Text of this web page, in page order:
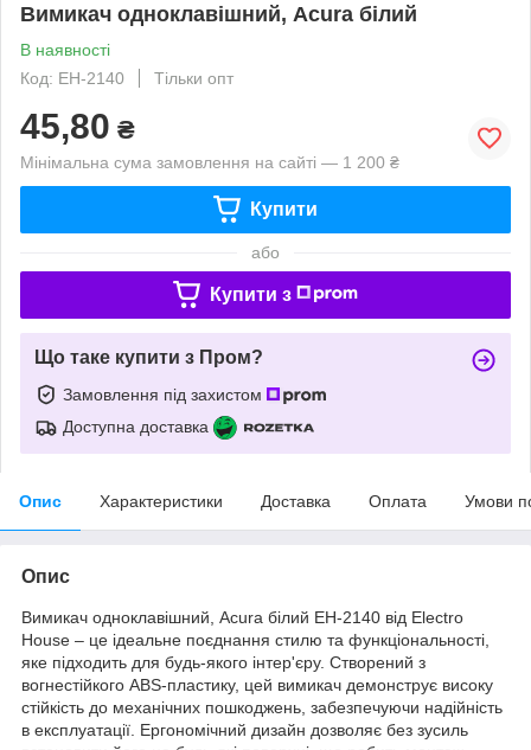
Вимикач одноклавішний, Acura білий
В наявності
Код: EH-2140
Тільки опт
45,80 ₴
Мінімальна сума замовлення на сайті — 1 200 ₴
Купити
або
Купити з
Що таке купити з Пром?
Замовлення під захистом
Доступна доставка
Опис Характеристики Доставка Оплата Умови
Опис
Вимикач одноклавішний, Acura білий EH-2140 від Electro
House – це ідеальне поєднання стилю та функціональності,
яке підходить для будь-якого інтер'єру. Створений з
вогнестійкого ABS-пластику, цей вимикач демонструє високу
стійкість до механічних пошкоджень, забезпечуючи надійність
в експлуатації. Ергономічний дизайн дозволяє без зусиль